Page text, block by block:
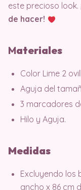
este precioso look.
de hacer!
Materiales
Color Lime 2
Aguja del
3 marcadores
Hilo y Aguja.
Medidas
Excluyendo los
ancho x 86 cm